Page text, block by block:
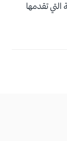
التي تقدمها